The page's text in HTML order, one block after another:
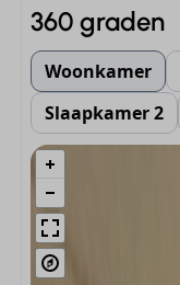
360 graden
Woonkamer
Slaapkamer 2